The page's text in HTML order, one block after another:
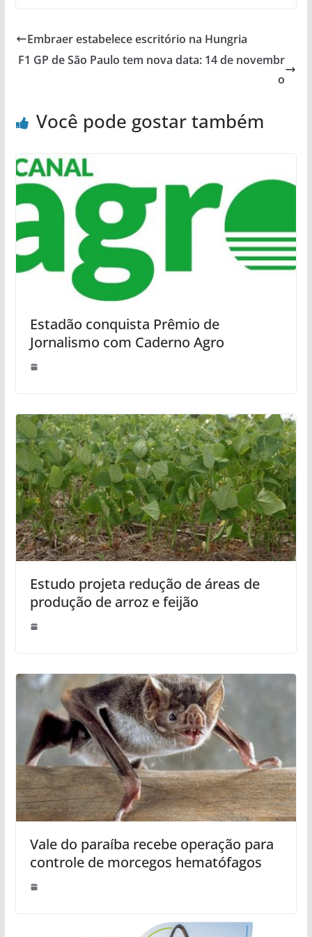
Embraer estabelece escritório na Hungria
F1 GP de São Paulo tem nova data: 14 de novembr
o
Você pode gostar também
Estadão conquista Prêmio de
Jornalismo com Caderno Agro
Estudo projeta redução de áreas de
produção de arroz e feijão
Vale do paraíba recebe operação para
controle de morcegos hematófagos